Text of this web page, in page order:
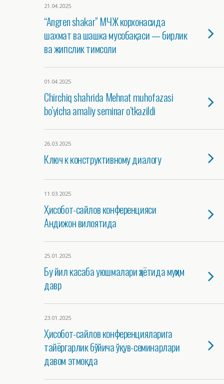
21.04.2025
“Angren shakar” МЧЖ корхонасида
шахмат ва шашка мусобақаси — бирлик
ва жипслик тимсоли
01.04.2025
Chirchiq shahrida Mehnat muhofazasi
bo’yicha amaliy seminar o’tkazildi
26.03.2025
Ключ к конструктивному диалогу
11.03.2025
Ҳисобот-сайлов конференцияси
Андижон вилоятида
25.01.2025
Бу йил касаба уюшмалари ҳаётида муҳим
давр
23.01.2025
Ҳисобот-сайлов конференцияларига
тайёргарлик бўйича ўқув-семинарлари
давом этмоқда